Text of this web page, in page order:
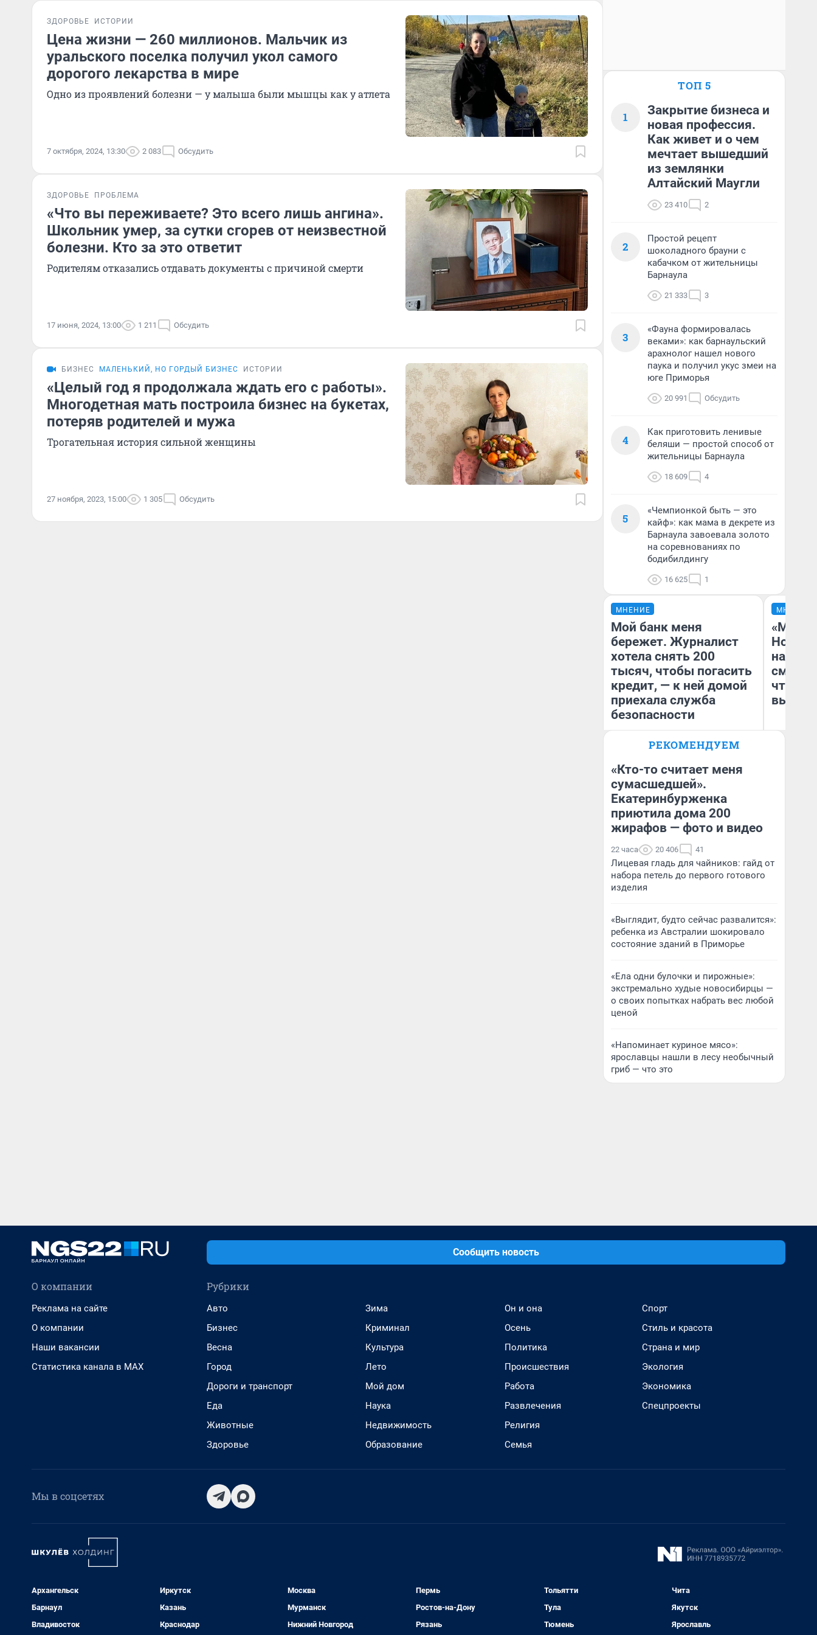
ЗДОРОВЬЕ ИСТОРИИ
Цена жизни — 260 миллионов. Мальчик из
уральского поселка получил укол самого
дорогого лекарства в мире
Одно из проявлений болезни — у малыша были мышцы как у атлета
7 октября, 2024, 13:30 2 083 Обсудить
ЗДОРОВЬЕ ПРОБЛЕМА
«Что вы переживаете? Это всего лишь ангина».
Школьник умер, за сутки сгорев от неизвестной
болезни. Кто за это ответит
Родителям отказались отдавать документы с причиной смерти
17 июня, 2024, 13:00 1 211 Обсудить
БИЗНЕС МАЛЕНЬКИЙ, НО ГОРДЫЙ БИЗНЕС ИСТОРИИ
«Целый год я продолжала ждать его с работы».
Многодетная мать построила бизнес на букетах,
потеряв родителей и мужа
Трогательная история сильной женщины
27 ноября, 2023, 15:00 1 305 Обсудить
ТОП 5
1
Закрытие бизнеса и
новая профессия.
Как живет и о чем
мечтает вышедший
из землянки
Алтайский Маугли
23 410 2
2
Простой рецепт
шоколадного брауни с
кабачком от жительницы
Барнаула
21 333 3
3
«Фауна формировалась
веками»: как барнаульский
арахнолог нашел нового
паука и получил укус змеи на
юге Приморья
20 991 Обсудить
4
Как приготовить ленивые
беляши — простой способ от
жительницы Барнаула
18 609 4
5
«Чемпионкой быть — это
кайф»: как мама в декрете из
Барнаула завоевала золото
на соревнованиях по
бодибилдингу
16 625 1
МНЕНИЕ
Мой банк меня
бережет. Журналист
хотела снять 200
тысяч, чтобы погасить
кредит, — к ней домой
приехала служба
безопасности
Ксения Владимирская
МНЕНИЕ
«Мы
чтобы
РЕКОМЕНДУЕМ
«Кто-то считает меня
сумасшедшей».
Екатеринбурженка
приютила дома 200
жирафов — фото и видео
22 часа 20 406 41
Лицевая гладь для чайников: гайд от
набора петель до первого готового
изделия
«Выглядит, будто сейчас развалится»:
ребенка из Австралии шокировало
состояние зданий в Приморье
«Ела одни булочки и пирожные»:
экстремально худые новосибирцы —
о своих попытках набрать вес любой
ценой
«Напоминает куриное мясо»:
ярославцы нашли в лесу необычный
гриб — что это
Сообщить новость
О компании
Реклама на сайте
О компании
Наши вакансии
Статистика канала в MAX
Рубрики
Авто
Бизнес
Весна
Город
Дороги и транспорт
Еда
Животные
Здоровье
Зима
Криминал
Культура
Лето
Мой дом
Наука
Недвижимость
Образование
Он и она
Осень
Политика
Происшествия
Работа
Развлечения
Религия
Семья
Спорт
Стиль и красота
Страна и мир
Экология
Экономика
Спецпроекты
Мы в соцсетях
Архангельск
Барнаул
Владивосток
Иркутск
Казань
Краснодар
Москва
Мурманск
Нижний Новгород
Пермь
Ростов-на-Дону
Рязань
Тольятти
Тула
Тюмень
Чита
Якутск
Ярославль